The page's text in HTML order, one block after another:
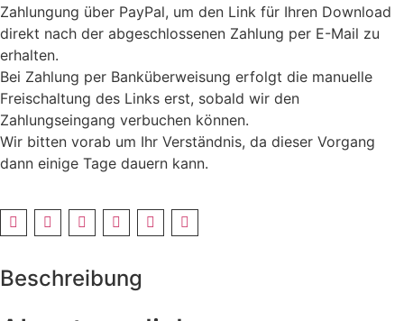
Zahlungung über PayPal, um den Link für Ihren Download
direkt nach der abgeschlossenen Zahlung per E-Mail zu
erhalten.
Bei Zahlung per Banküberweisung erfolgt die manuelle
Freischaltung des Links erst, sobald wir den
Zahlungseingang verbuchen können.
Wir bitten vorab um Ihr Verständnis, da dieser Vorgang
dann einige Tage dauern kann.
Beschreibung